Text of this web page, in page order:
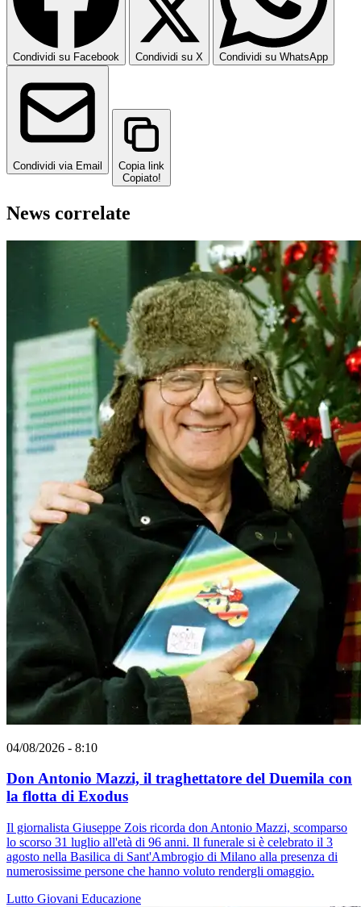
Condividi su Facebook Condividi su X Condividi su WhatsApp
Condividi via Email
Copia link
Copiato!
News correlate
04/08/2026 - 8:10
Don Antonio Mazzi, il traghettatore del Duemila con
la flotta di Exodus
Il giornalista Giuseppe Zois ricorda don Antonio Mazzi, scomparso
lo scorso 31 luglio all'età di 96 anni. Il funerale si è celebrato il 3
agosto nella Basilica di Sant'Ambrogio di Milano alla presenza di
numerosissime persone che hanno voluto rendergli omaggio.
Lutto Giovani Educazione